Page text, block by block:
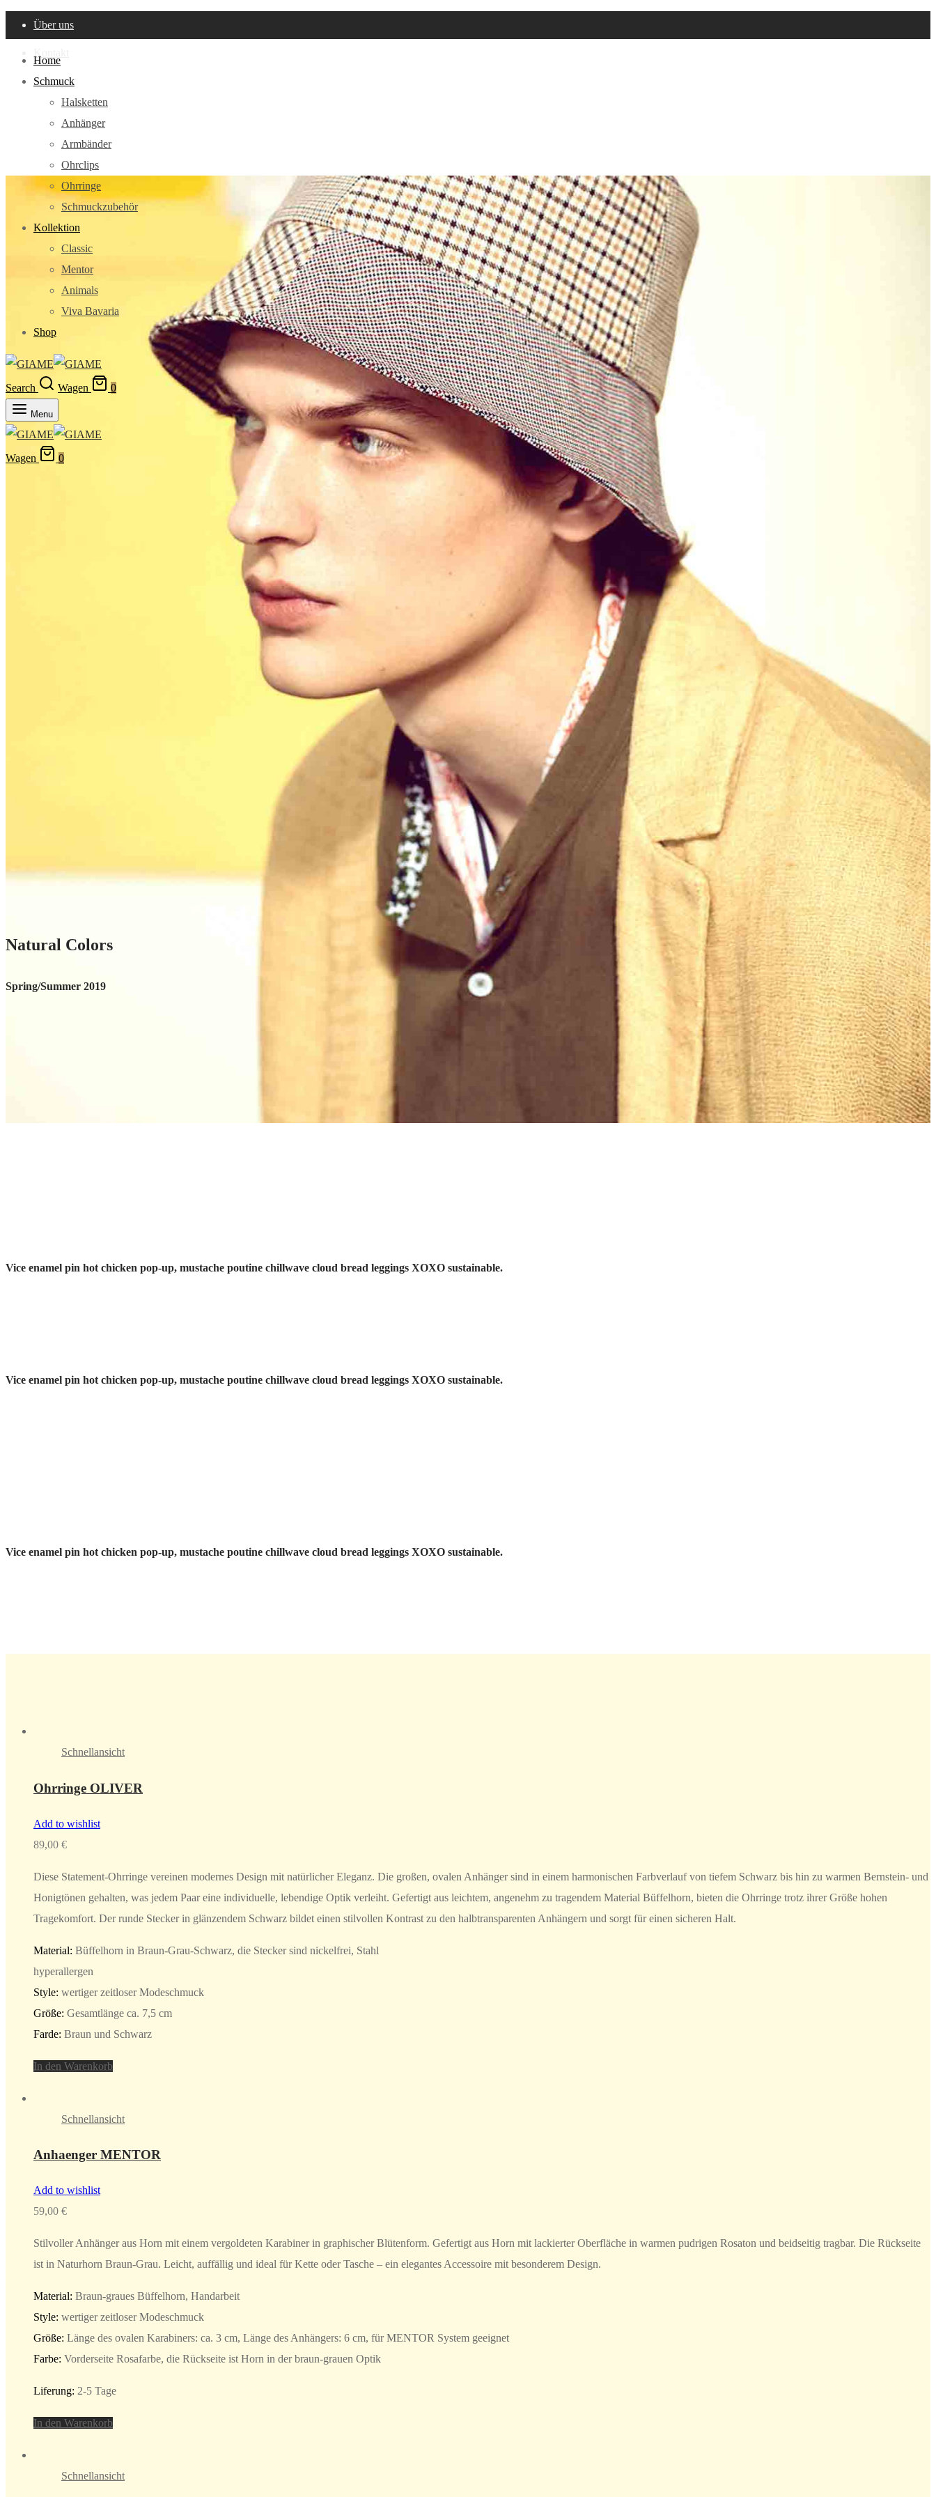
Über uns
Home
Schmuck
Halsketten
Anhänger
Armbänder
Ohrclips
Ohrringe
Schmuckzubehör
Kollektion
Classic
Mentor
Animals
Viva Bavaria
Shop
Search Wagen 0
Menu
Wagen 0
Natural Colors
Spring/Summer 2019
Vice enamel pin hot chicken pop-up, mustache poutine chillwave cloud bread leggings XOXO sustainable.
Vice enamel pin hot chicken pop-up, mustache poutine chillwave cloud bread leggings XOXO sustainable.
Vice enamel pin hot chicken pop-up, mustache poutine chillwave cloud bread leggings XOXO sustainable.
Schnellansicht
Ohrringe OLIVER
Add to wishlist
89,00 €
Diese Statement-Ohrringe vereinen modernes Design mit natürlicher Eleganz. Die großen, ovalen Anhänger sind in einem harmonischen Farbverlauf von tiefem Schwarz bis hin zu warmen Bernstein- und
Honigtönen gehalten, was jedem Paar eine individuelle, lebendige Optik verleiht. Gefertigt aus leichtem, angenehm zu tragendem Material Büffelhorn, bieten die Ohrringe trotz ihrer Größe hohen
Tragekomfort. Der runde Stecker in glänzendem Schwarz bildet einen stilvollen Kontrast zu den halbtransparenten Anhängern und sorgt für einen sicheren Halt.
Material: Büffelhorn in Braun-Grau-Schwarz, die Stecker sind nickelfrei, Stahl
hyperallergen
Style: wertiger zeitloser Modeschmuck
Größe: Gesamtlänge ca. 7,5 cm
Farde: Braun und Schwarz
In den Warenkorb
Schnellansicht
Anhaenger MENTOR
Add to wishlist
59,00 €
Stilvoller Anhänger aus Horn mit einem vergoldeten Karabiner in graphischer Blütenform. Gefertigt aus Horn mit lackierter Oberfläche in warmen pudrigen Rosaton und beidseitig tragbar. Die Rückseite
ist in Naturhorn Braun-Grau. Leicht, auffällig und ideal für Kette oder Tasche – ein elegantes Accessoire mit besonderem Design.
Material: Braun-graues Büffelhorn, Handarbeit
Style: wertiger zeitloser Modeschmuck
Größe: Länge des ovalen Karabiners: ca. 3 cm, Länge des Anhängers: 6 cm, für MENTOR System geeignet
Farbe: Vorderseite Rosafarbe, die Rückseite ist Horn in der braun-grauen Optik
Liferung: 2-5 Tage
In den Warenkorb
Schnellansicht